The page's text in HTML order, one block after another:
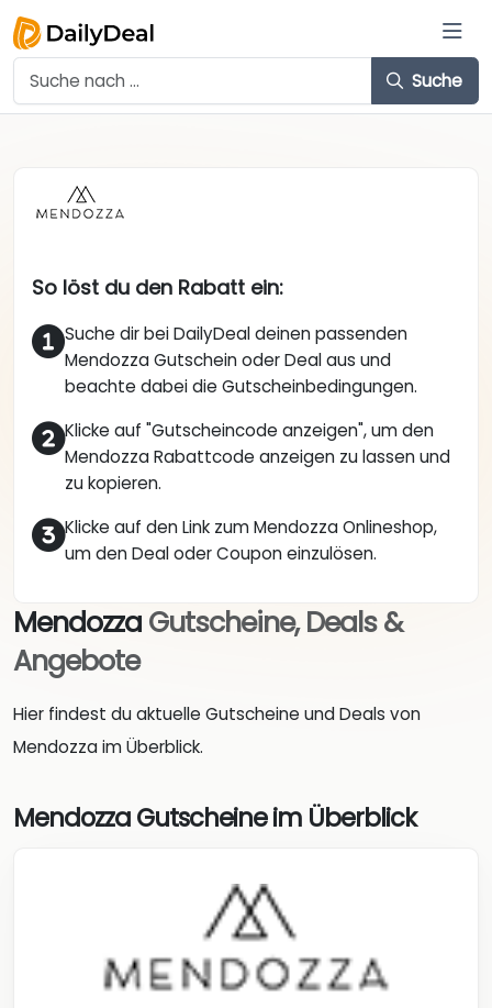
Suche
So löst du den Rabatt ein:
Suche dir bei DailyDeal deinen passenden
Mendozza Gutschein oder Deal aus und
beachte dabei die Gutscheinbedingungen.
Klicke auf "Gutscheincode anzeigen", um den
Mendozza Rabattcode anzeigen zu lassen und
zu kopieren.
Klicke auf den Link zum Mendozza Onlineshop,
um den Deal oder Coupon einzulösen.
Mendozza Gutscheine, Deals &
Angebote
Hier findest du aktuelle Gutscheine und Deals von
Mendozza im Überblick.
Mendozza Gutscheine im Überblick